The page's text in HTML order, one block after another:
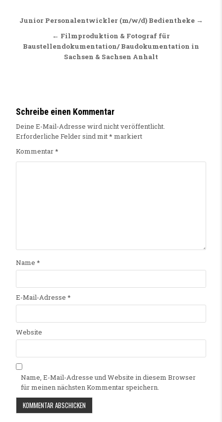
Beitragsnavigation
Junior Personalentwickler (m/w/d) Bedientheke →
← Filmproduktion & Fotograf für
Baustellendokumentation/ Baudokumentation in
Sachsen & Sachsen Anhalt
Schreibe einen Kommentar
Deine E-Mail-Adresse wird nicht veröffentlicht.
Erforderliche Felder sind mit* markiert
Kommentar*
Name *
E-Mail-Adresse *
Website
Name, E-Mail-Adresse und Website in diesem Browser
für meinen nächsten Kommentar speichern.